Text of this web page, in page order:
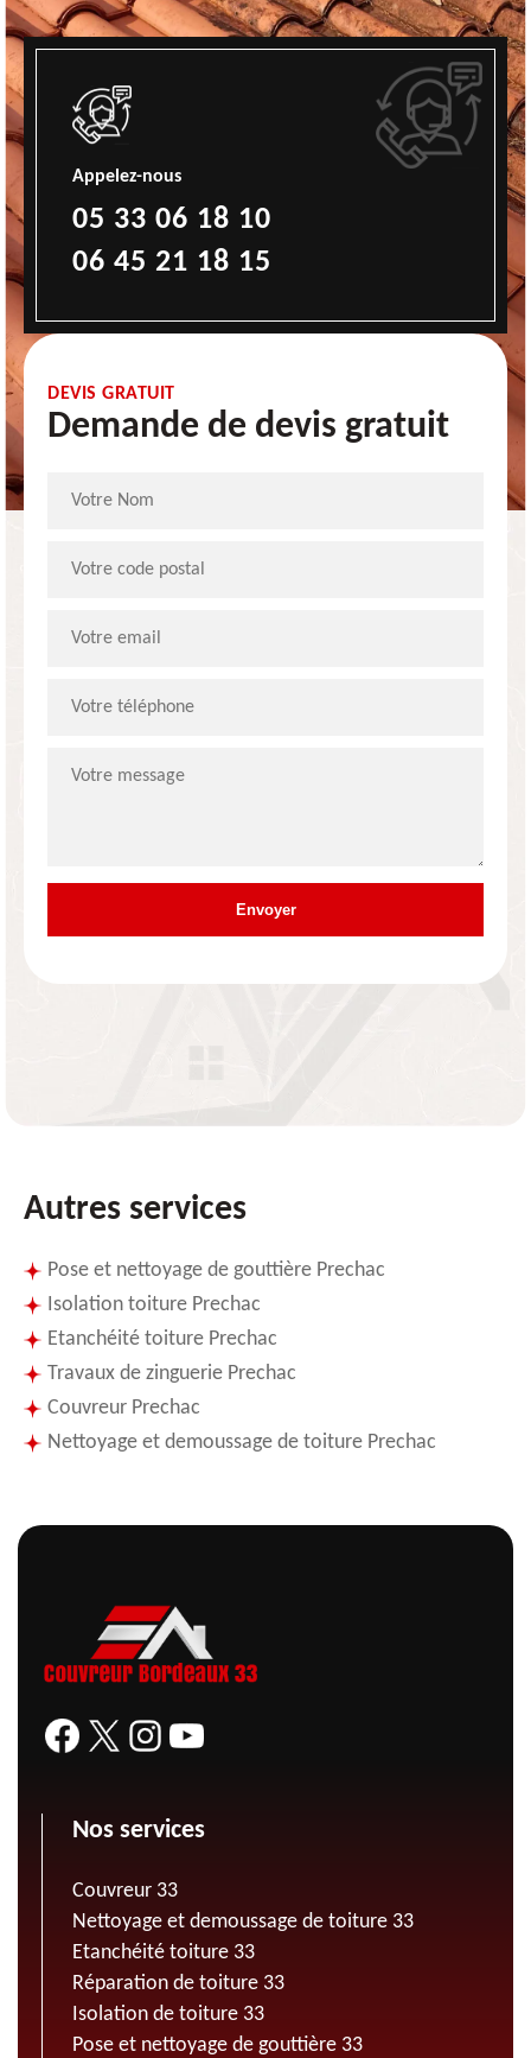
Appelez-nous
05 33 06 18 10
06 45 21 18 15
DEVIS GRATUIT
Demande de devis gratuit
Autres services
Pose et nettoyage de gouttière Prechac
Isolation toiture Prechac
Etanchéité toiture Prechac
Travaux de zinguerie Prechac
Couvreur Prechac
Nettoyage et demoussage de toiture Prechac
Nos services
Couvreur 33
Nettoyage et demoussage de toiture 33
Etanchéité toiture 33
Réparation de toiture 33
Isolation de toiture 33
Pose et nettoyage de gouttière 33